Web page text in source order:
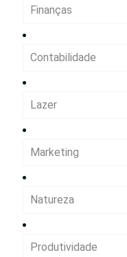
Finanças
Contabilidade
Lazer
Marketing
Natureza
Produtividade